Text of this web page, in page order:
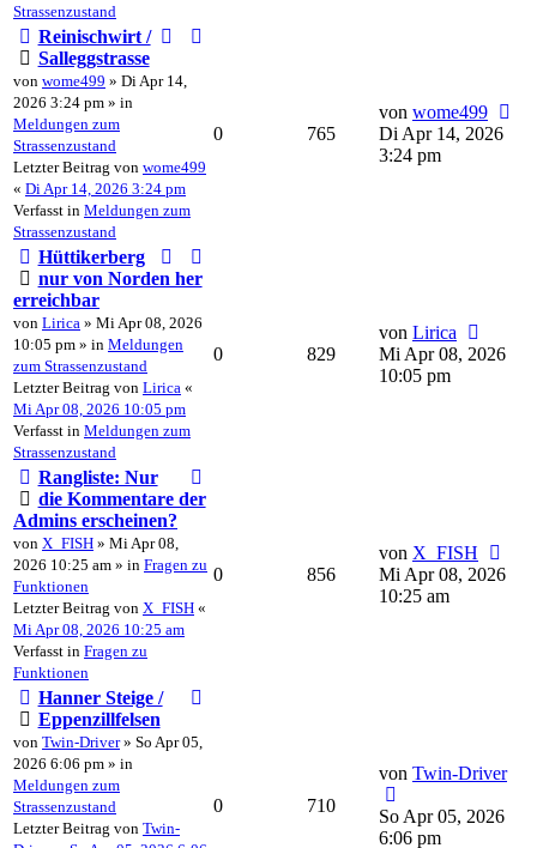
Strassenzustand
Reinischwirt /
Salleggstrasse
von wome499 » Di Apr 14,
2026 3:24 pm » in
Meldungen zum
Strassenzustand
Letzter Beitrag von wome499
« Di Apr 14, 2026 3:24 pm
Verfasst in Meldungen zum
Strassenzustand
0 765
von wome499
Di Apr 14, 2026
3:24 pm
Hüttikerberg
nur von Norden her
erreichbar
von Lirica » Mi Apr 08, 2026
10:05 pm » in Meldungen
zum Strassenzustand
Letzter Beitrag von Lirica «
Mi Apr 08, 2026 10:05 pm
Verfasst in Meldungen zum
Strassenzustand
0 829
von Lirica
Mi Apr 08, 2026
10:05 pm
Rangliste: Nur
die Kommentare der
Admins erscheinen?
von X_FISH » Mi Apr 08,
2026 10:25 am » in Fragen zu
Funktionen
Letzter Beitrag von X_FISH «
Mi Apr 08, 2026 10:25 am
Verfasst in Fragen zu
Funktionen
0 856
von X_FISH
Mi Apr 08, 2026
10:25 am
Hanner Steige /
Eppenzillfelsen
von Twin-Driver» So Apr 05,
2026 6:06 pm » in
Meldungen zum
Strassenzustand
Letzter Beitrag von Twin-
0 710
von Twin-Driver
So Apr 05, 2026
6:06 pm